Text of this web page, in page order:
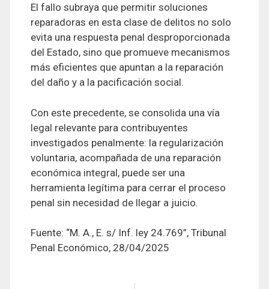
El fallo subraya que permitir soluciones
reparadoras en esta clase de delitos no solo
evita una respuesta penal desproporcionada
del Estado, sino que promueve mecanismos
más eficientes que apuntan a la reparación
del daño y a la pacificación social.
Con este precedente, se consolida una vía
legal relevante para contribuyentes
investigados penalmente: la regularización
voluntaria, acompañada de una reparación
económica integral, puede ser una
herramienta legítima para cerrar el proceso
penal sin necesidad de llegar a juicio.
Fuente: “M. A., E. s/ Inf. ley 24.769”, Tribunal
Penal Económico, 28/04/2025